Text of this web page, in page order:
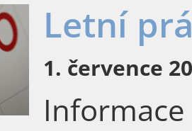
Letní
1. července